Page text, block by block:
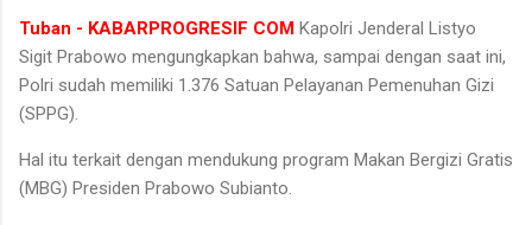
Tuban - KABARPROGRESIF COM Kapolri Jenderal Listyo
Sigit Prabowo mengungkapkan bahwa, sampai dengan saat ini,
Polri sudah memiliki 1.376 Satuan Pelayanan Pemenuhan Gizi
(SPPG).
Hal itu terkait dengan mendukung program Makan Bergizi Gratis
(MBG) Presiden Prabowo Subianto.